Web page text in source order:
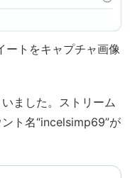
ートをキャプチャ画像
ました。ストリーム
ト名“incelsimp69”が